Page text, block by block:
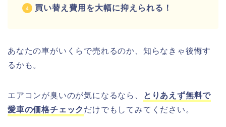
買い替え費用を大幅に抑えられる！
あなたの車がいくらで売れるのか、知らなきゃ後悔す
るかも。
エアコンが臭いのが気になるなら、
とりあえず無料で
愛車の価格チェック だけでもしてみてください。